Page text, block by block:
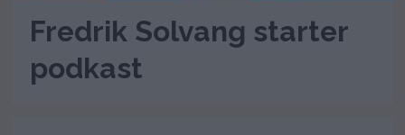
Fredrik Solvang starter
podkast